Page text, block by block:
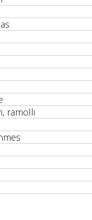
ramolli